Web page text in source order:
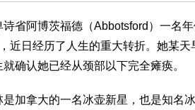
诗省阿博茨福德（Abbotsford）一名
近日经历了人生的重大转折。她某
就确认她已经从颈部以下完全瘫痪。
是加拿大的一名冰壶新星，也是知名